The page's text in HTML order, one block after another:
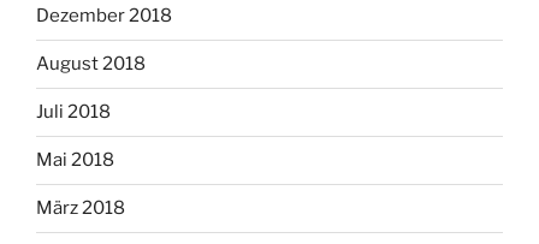
Dezember 2018
August 2018
Juli 2018
Mai 2018
März 2018